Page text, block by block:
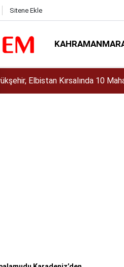
Sitene Ekle
Yakın mı?